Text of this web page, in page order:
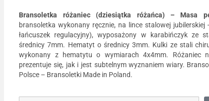
Bransoletka różaniec (dziesiątka różańca) – Masa
bransoletka wykonany ręcznie, na lince stalowej
łańcuszek regulacyjny), wyposażony w karabińczyk ze
średnicy 7mm. Hematyt o średnicy 3mm. Kulki ze stali
wykonany z hematytu o wymiarach 4x4mm. Różaniec
prezentuje się, jak i jest subtelnym wyznaniem wiary.
Polsce – Bransoletki Made in Poland.